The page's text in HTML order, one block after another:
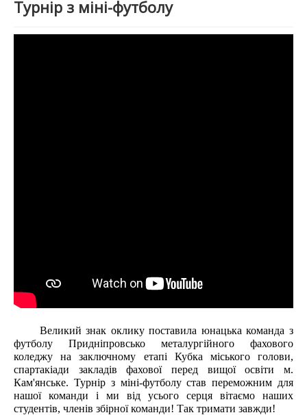
Турнір з міні-футболу
Великий знак оклику поставила юнацька команда з
футболу Придніпровсько металургійного фахового
коледжу на заключному етапі Кубка міського голови,
спартакіади закладів фахової перед вищої освіти м.
Кам'янське. Турнір з міні-футболу став переможним для
нашої команди і ми від усього серця вітаємо наших
студентів, членів збірної команди! Так тримати завжди!